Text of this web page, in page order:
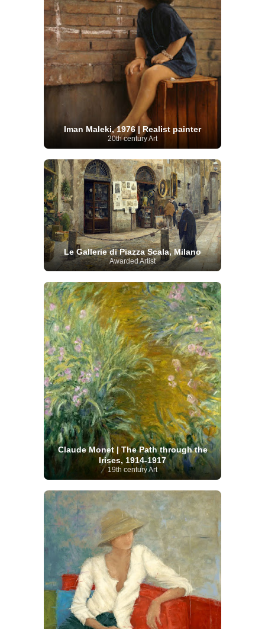
Iman Maleki, 1976 | Realist painter
20th century Art
Le Gallerie di Piazza Scala, Milano
Awarded Artist
Claude Monet | The Path through the
Irises, 1914-1917
19th century Art